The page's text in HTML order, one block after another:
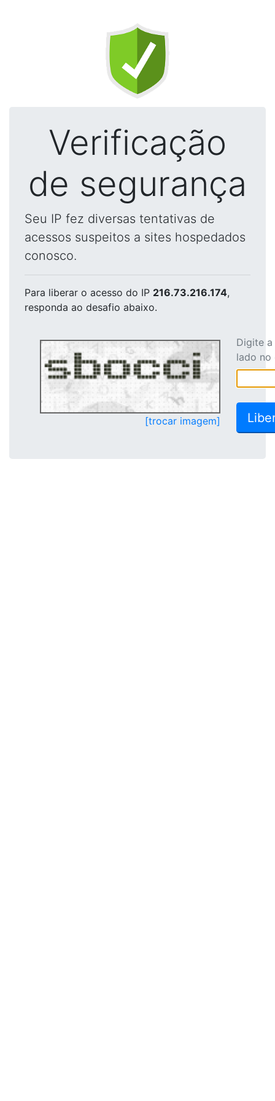
Verificação
de segurança
Seu IP fez diversas tentativas de
acessos suspeitos a sites hospedados
conosco.
Para liberar o acesso do IP 216.73.216.174,
responda ao desafio abaixo.
[trocar imagem]
Digite
lado no